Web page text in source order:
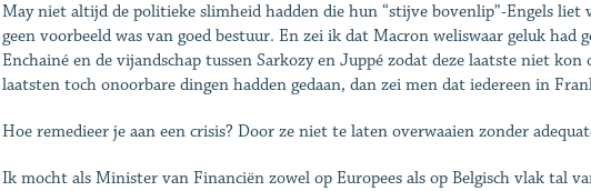
May niet altijd de politieke slimheid hadden die hun “stijve bovenlip”-Engels liet
geen voorbeeld was van goed bestuur. En zei ik dat Macron weliswaar geluk had
Enchainé en de vijandschap tussen Sarkozy en Juppé zodat deze laatste niet
laatsten toch onoorbare dingen hadden gedaan, dan zei men dat iedereen in
Hoe remedieer je aan een crisis? Door ze niet te laten overwaaien zonder
Ik mocht als Minister van Financiën zowel op Europees als op Belgisch vlak tal